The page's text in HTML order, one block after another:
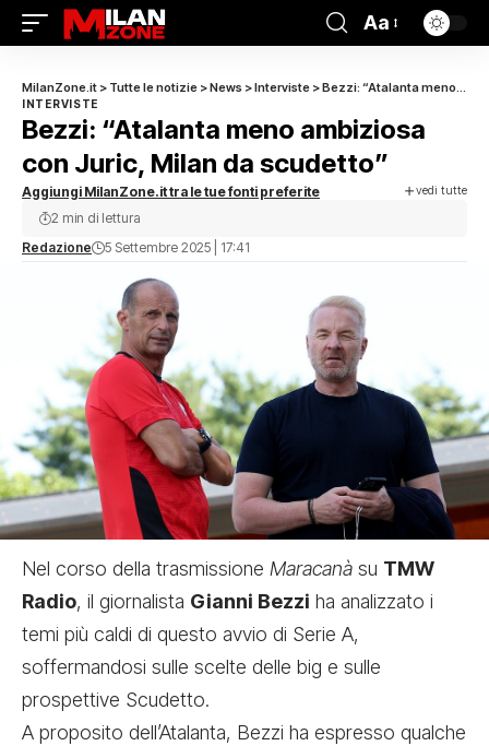
Aa
MilanZone.it > Tutte le notizie >News >Interviste >Bezzi: “Atalanta meno ambiziosa con Juric, Milan da scudetto”
INTERVISTE
Bezzi: “Atalanta meno ambiziosa
con Juric, Milan da scudetto”
Aggiungi MilanZone.it tra le tue fonti preferite vedi tutte
Redazione 5 Settembre 2025 | 17:41
2 min di lettura
Nel corso della trasmissione Maracanà su TMW
Radio, il giornalista Gianni Bezzi ha analizzato i
temi più caldi di questo avvio di Serie A,
soffermandosi sulle scelte delle big e sulle
prospettive Scudetto.
A proposito dell’Atalanta, Bezzi ha espresso qualche